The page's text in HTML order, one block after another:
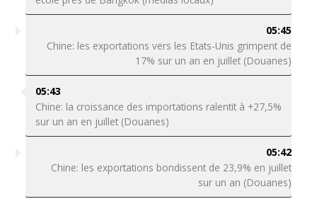
05:45
Chine: les exportations vers les Etats-Unis grimpent de
17% sur un an en juillet (Douanes)
05:43
Chine: la croissance des importations ralentit à +27,5%
sur un an en juillet (Douanes)
05:42
Chine: les exportations bondissent de 23,9% en juillet
sur un an (Douanes)